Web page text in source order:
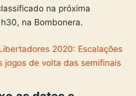
na próxima
na Bombonera.
2020: Escalações
jogos de volta das semifinais